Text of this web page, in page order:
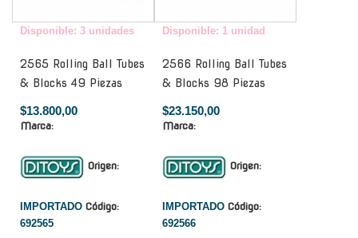
Disponible: 3 unidades
2565 Rolling Ball Tubes
& Blocks 49 Piezas
$13.800,00
Marca:
Origen:
IMPORTADO Código:
692565
Disponible: 1 unidad
2566 Rolling Ball Tubes
& Blocks 98 Piezas
$23.150,00
Marca:
Origen:
IMPORTADO Código:
692566